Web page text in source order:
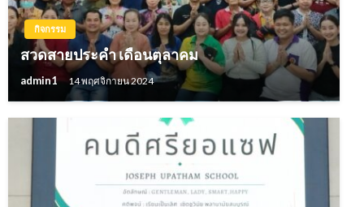
กิจกรรม
สวดสายประคำ เดือนตุลาคม
admin1 14 พฤศจิกายน 2024